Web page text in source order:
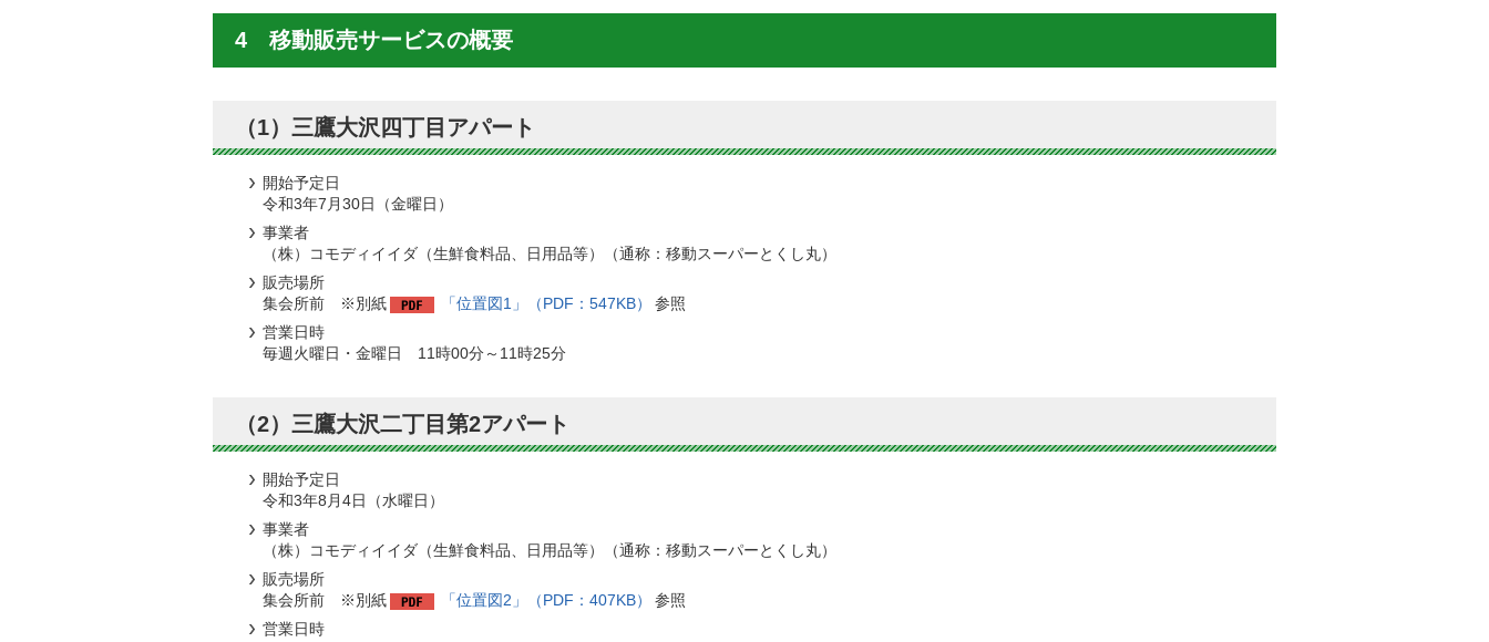
4 移動販売サービスの概要
（1）三鷹大沢四丁目アパート
開始予定日
令和3年7月30日（金曜日）
事業者
（株）コモディイイダ（生鮮食料品、日用品等）（通称：移動スーパーとくし丸）
販売場所
集会所前 ※別紙
「位置図1」（PDF：547KB）
参照
営業日時
毎週火曜日・金曜日 11時00分～11時25分
（2）三鷹大沢二丁目第2アパート
開始予定日
令和3年8月4日（水曜日）
事業者
（株）コモディイイダ（生鮮食料品、日用品等）（通称：移動スーパーとくし丸）
販売場所
集会所前 ※別紙
「位置図2」（PDF：407KB）
参照
営業日時